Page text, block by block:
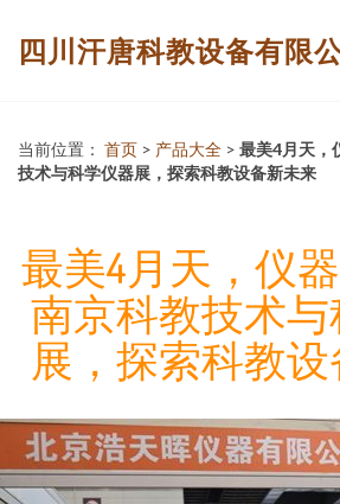
四川汗唐科教设备有限
当前位置： 首页 > 产品大全 > 最美4月天，
技术与科学仪器展，探索科教设备新未来
最美4月天，仪
南京科教技术
展，探索科教